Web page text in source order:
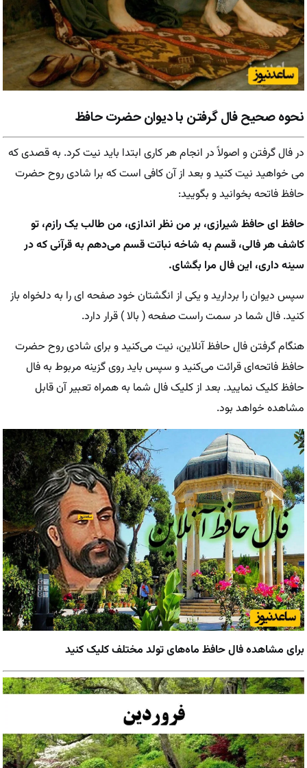
نحوه صحیح فال گرفتن با دیوان حضرت حافظ
در فال گرفتن و اصولاً در انجام هر کاری ابتدا باید نیت کرد. به قصدی که
می خواهید نیت کنید و بعد از آن کافی است که برا شادی روح حضرت
حافظ فاتحه بخوانید و بگویید:
حافظ ای حافظ شیرازی، بر من نظر اندازی، من طالب یک رازم، تو
کاشف هر فالی، قسم به شاخه نباتت قسم می‌دهم به قرآنی که در
سینه داری، این فال مرا بگشای.
سپس دیوان را بردارید و یکی از انگشتان خود صفحه ای را به دلخواه باز
کنید. فال شما در سمت راست صفحه ( بالا ) قرار دارد.
هنگام گرفتن فال حافظ آنلاین، نیت می‌کنید و برای شادی روح حضرت
حافظ فاتحه‌ای قرائت می‌کنید و سپس باید روی گزینه مربوط به فال
حافظ کلیک نمایید. بعد از کلیک فال شما به همراه تعبیر آن قابل
مشاهده خواهد بود.
برای مشاهده فال حافظ ماه‌های تولد مختلف کلیک کنید